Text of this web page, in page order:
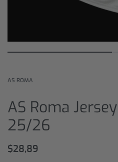
AS ROMA
AS Roma
25/26
$28,89